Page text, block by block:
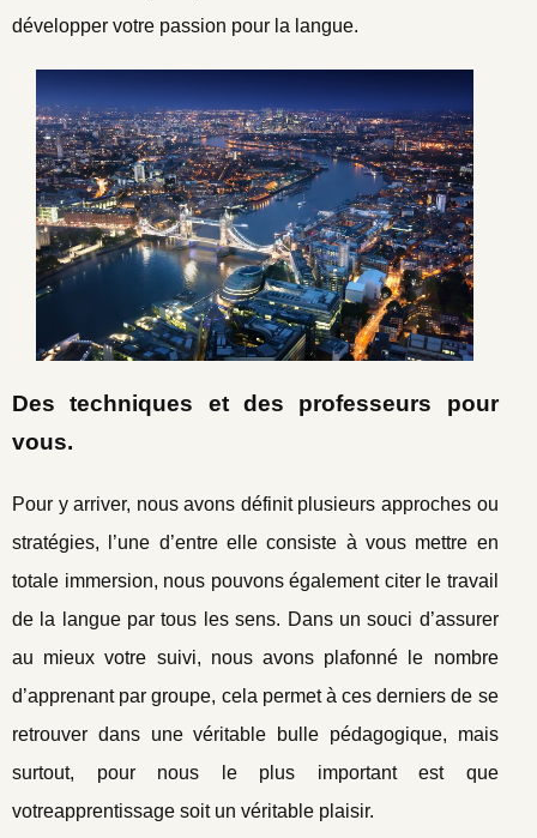
développer votre passion pour la langue.
Des techniques et des professeurs pour
vous.
Pour y arriver, nous avons définit plusieurs approches ou
stratégies, l’une d’entre elle consiste à vous mettre en
totale immersion, nous pouvons également citer le travail
de la langue par tous les sens. Dans un souci d’assurer
au mieux votre suivi, nous avons plafonné le nombre
d’apprenant par groupe, cela permet à ces derniers de se
retrouver dans une véritable bulle pédagogique, mais
surtout, pour nous le plus important est que
votreapprentissage soit un véritable plaisir.